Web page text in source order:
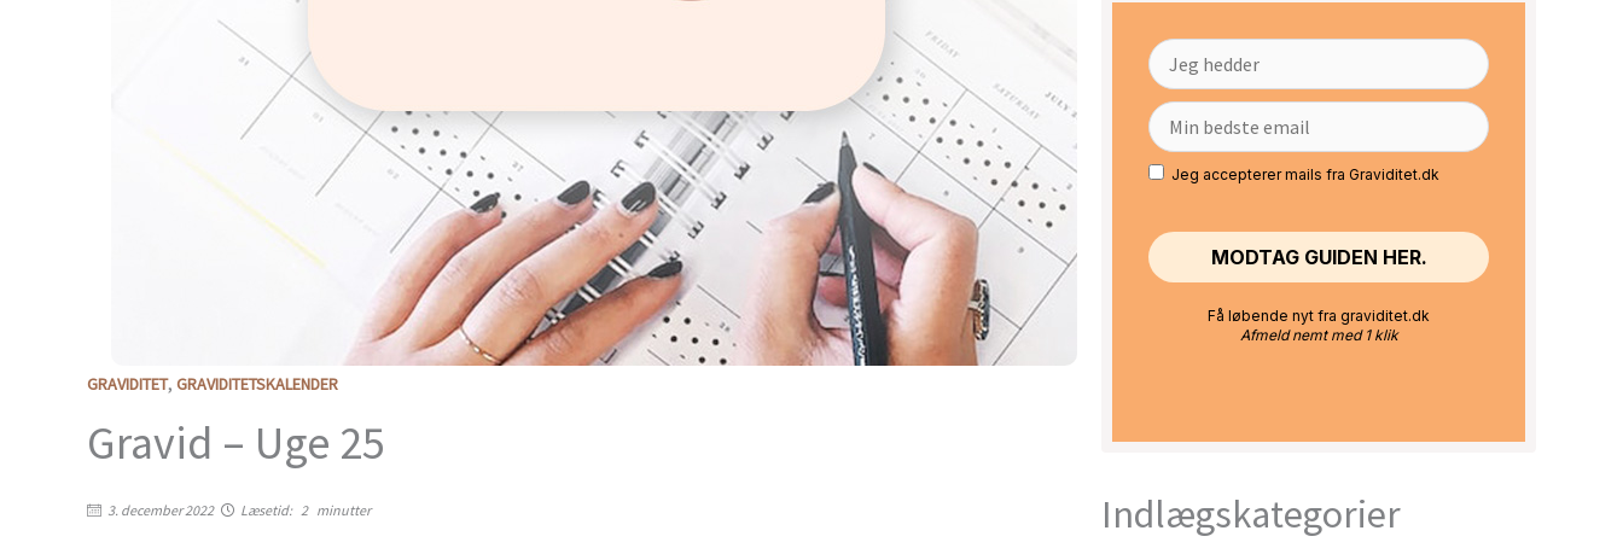
GRAVIDITET, GRAVIDITETSKALENDER
Gravid – Uge 25
3. december 2022 Læsetid: 2 minutter
Jeg accepterer mails fra Graviditet.dk
Få løbende nyt fra graviditet.dk
Afmeld nemt med 1 klik
Indlægskategorier